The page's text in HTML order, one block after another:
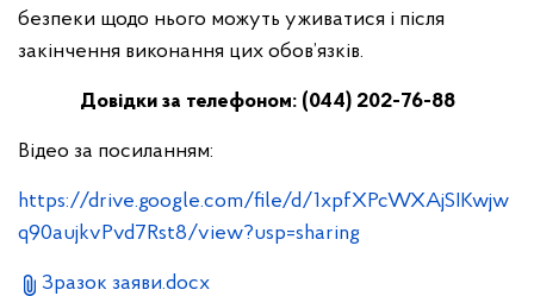
безпеки щодо нього можуть уживатися і після
закінчення виконання цих обов’язків.
Довідки за телефоном: (044) 202-76-88
Відео за посиланням:
https://drive.google.com/file/d/1xpfXPcWXAjSIKwjw
q90aujkvPvd7Rst8/view?usp=sharing
Зразок заяви.docx